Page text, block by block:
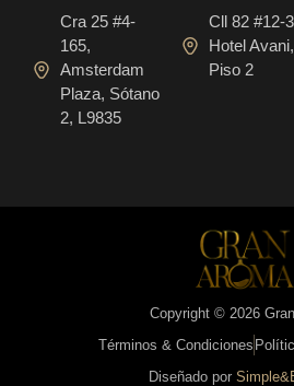
Cra 25 #4-
165,
Amsterdam
Plaza, Sótano
2, L9835
Cll 82 #12-
Hotel Avani,
Piso 2
Copyright © 2026
Términos & Condiciones
Diseñado por